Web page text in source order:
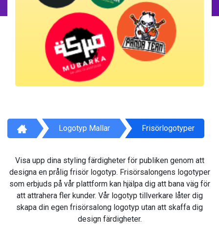
Logotyp Mallar Frisörlogotyper
Visa upp dina styling färdigheter för publiken genom att
designa en prålig frisör logotyp. Frisörsalongens logotyper
som erbjuds på vår plattform kan hjälpa dig att bana väg för
att attrahera fler kunder. Vår logotyp tillverkare låter dig
skapa din egen frisörsalong logotyp utan att skaffa dig
design färdigheter.